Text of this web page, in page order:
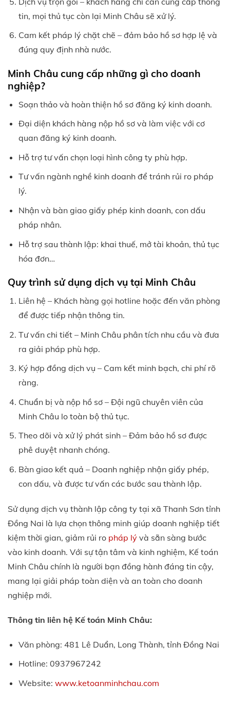
tin, mọi thủ tục còn lại Minh Châu sẽ xử lý.
Cam kết pháp lý chặt chẽ – đảm bảo hồ sơ hợp lệ và
đúng quy định nhà nước.
Minh Châu cung cấp những gì cho doanh
nghiệp?
Soạn thảo và hoàn thiện hồ sơ đăng ký kinh doanh.
Đại diện khách hàng nộp hồ sơ và làm việc với cơ
quan đăng ký kinh doanh.
Hỗ trợ tư vấn chọn loại hình công ty phù hợp.
Tư vấn ngành nghề kinh doanh để tránh rủi ro pháp
lý.
Nhận và bàn giao giấy phép kinh doanh, con dấu
pháp nhân.
Hỗ trợ sau thành lập: khai thuế, mở tài khoản, thủ tục
hóa đơn…
Quy trình sử dụng dịch vụ tại Minh Châu
Liên hệ – Khách hàng gọi hotline hoặc đến văn phòng
để được tiếp nhận thông tin.
Tư vấn chi tiết – Minh Châu phân tích nhu cầu và đưa
ra giải pháp phù hợp.
Ký hợp đồng dịch vụ – Cam kết minh bạch, chi phí rõ
ràng.
Chuẩn bị và nộp hồ sơ – Đội ngũ chuyên viên của
Minh Châu lo toàn bộ thủ tục.
Theo dõi và xử lý phát sinh – Đảm bảo hồ sơ được
phê duyệt nhanh chóng.
Bàn giao kết quả – Doanh nghiệp nhận giấy phép,
con dấu, và được tư vấn các bước sau thành lập.
Sử dụng dịch vụ thành lập công ty tại xã Thanh Sơn tỉnh
Đồng Nai là lựa chọn thông minh giúp doanh nghiệp tiết
kiệm thời gian, giảm rủi ro pháp lý và sẵn sàng bước
vào kinh doanh. Với sự tận tâm và kinh nghiệm, Kế toán
Minh Châu chính là người bạn đồng hành đáng tin cậy,
mang lại giải pháp toàn diện và an toàn cho doanh
nghiệp mới.
Thông tin liên hệ Kế toán Minh Châu:
Văn phòng: 481 Lê Duẩn, Long Thành, tỉnh Đồng Nai
Hotline: 0937967242
Website: www.ketoanminhchau.com